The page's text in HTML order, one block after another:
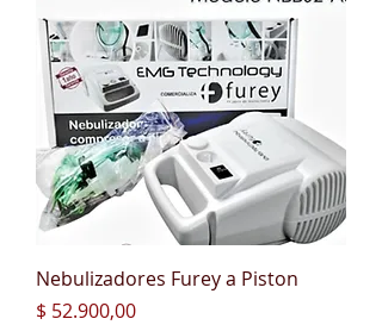
Nebulizadores Furey a Piston
Precio
$ 52.900,00